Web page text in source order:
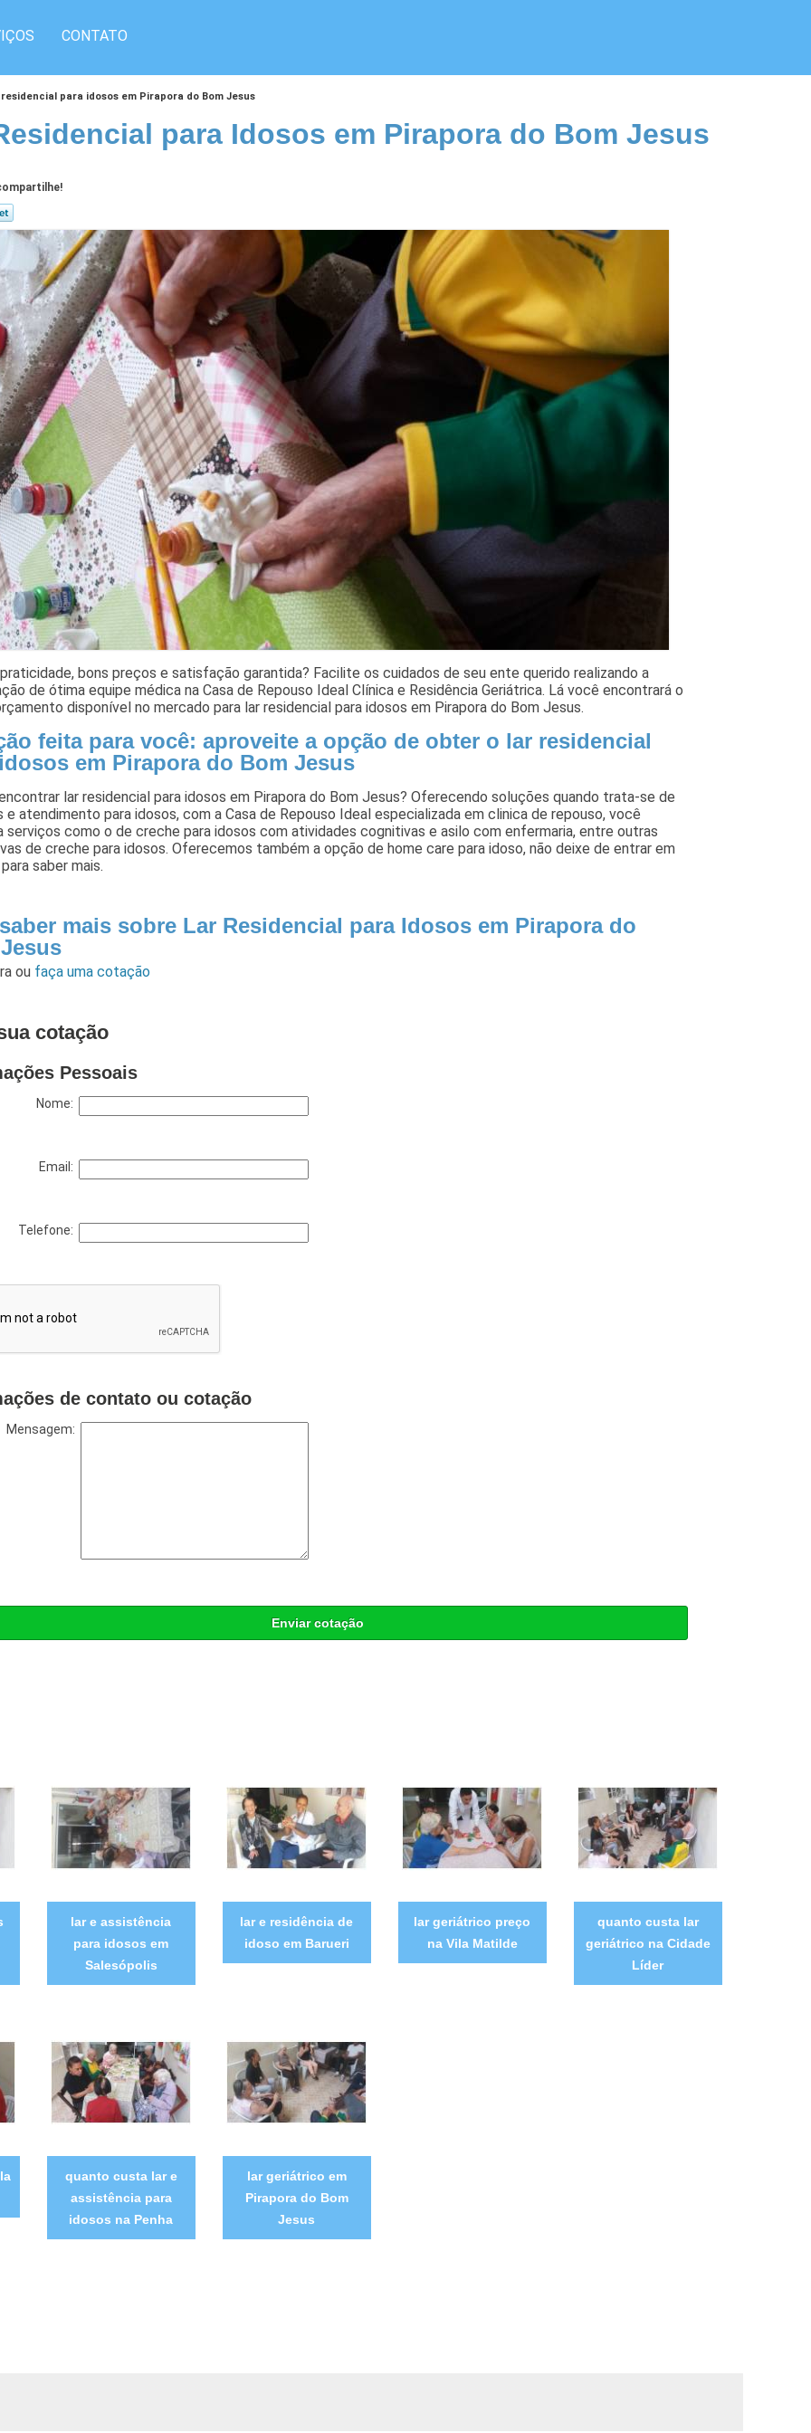
CONTATO
para idosos em Pirapora do Bom Jesus
para Idosos em Pirapora do Bom Jesus
bons preços e satisfação garantida? Facilite os cuidados de seu ente querido realizando a
de ótima equipe médica na Casa de Repouso Ideal Clínica e Residência Geriátrica. Lá você encontrará o
disponível no mercado para lar residencial para idosos em Pirapora do Bom Jesus.
feita para você: aproveite a opção de obter o lar residencial
em Pirapora do Bom Jesus
lar residencial para idosos em Pirapora do Bom Jesus? Oferecendo soluções quando trata-se de
e atendimento para idosos, com a Casa de Repouso Ideal especializada em clinica de repouso, você
serviços como o de creche para idosos com atividades cognitivas e asilo com enfermaria, entre outras
de creche para idosos. Oferecemos também a opção de home care para idoso, não deixe de entrar em
saber mais.
mais sobre Lar Residencial para Idosos em Pirapora do
ou faça uma cotação
cotação
Pessoais
Nome:
Email:
Telefone:
de contato ou cotação
Mensagem:
Enviar cotação
lar e assistência
para idosos em
Salesópolis
lar e residência de
idoso em Barueri
lar geriátrico preço
na Vila Matilde
quanto custa lar
geriátrico na Cidade
Líder
quanto custa lar e
assistência para
idosos na Penha
lar geriátrico em
Pirapora do Bom
Jesus